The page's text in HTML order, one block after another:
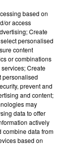
pour le
au
à
!
based on
or access
Create
personalised
content
or combinations
Create
personalised
prevent and
and content;
may
data to offer
actively
combine data from
based on